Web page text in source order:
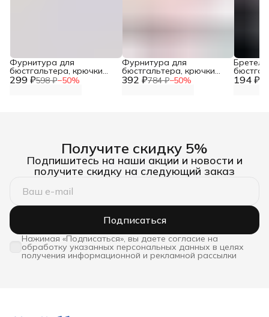
299 ₽598 ₽−50%
Фурнитура для
бюстгальтера, крючки
для бюстгальтера, 15 мм, 392 ₽784 ₽−50%
Фурнитура для
бюстгальтера, крючки
для бюстгальтера, 9,5 мм, 194 ₽
Получите скидку 5%
Подпишитесь на наши акции и новости и
получите скидку на следующий заказ
Подписаться
Нажимая «Подписаться», вы даете согласие на
обработку указанных персональных данных в целях
получения информационной и рекламной рассылки